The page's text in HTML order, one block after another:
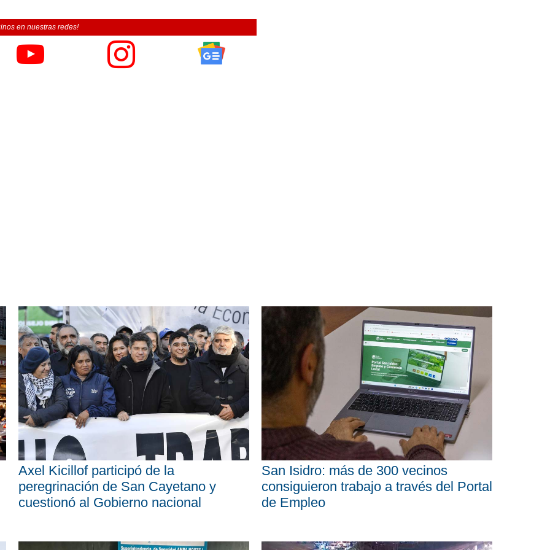
en nuestras redes!
Axel Kicillof participó de la
peregrinación de San Cayetano y
cuestionó al Gobierno nacional
San Isidro: más de 300 vecinos
consiguieron trabajo a través del Portal
de Empleo